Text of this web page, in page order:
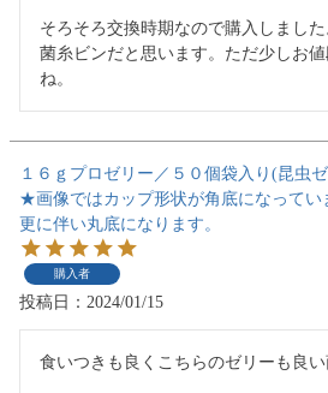
そろそろ交換時期なので購入しまし
菌糸ビンだと思います。ただ少しお
ね。
１６ｇプロゼリー／５０個袋入り(昆虫
★画像ではカップ形状が角底になってい
更に伴い丸底になります。
購入者
投稿日 2024/01/15
食いつきも良くこちらのゼリーも良い